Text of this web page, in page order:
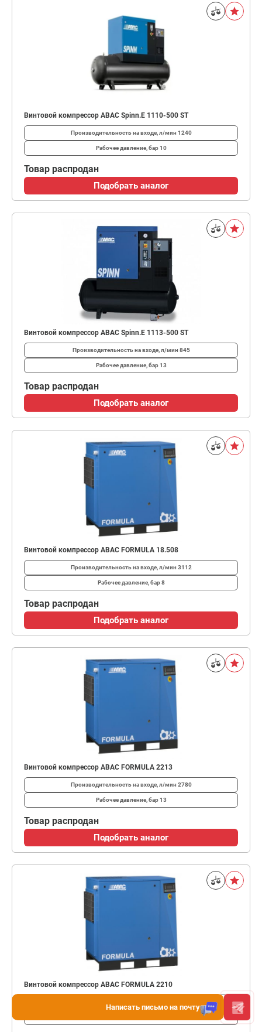
Винтовой компрессор ABAC Spinn.E 1110-500 ST
Производительность на входе, л/мин 1240
Рабочее давление, бар10
Товар распродан
Подобрать аналог
Винтовой компрессор ABAC Spinn.E 1113-500 ST
Производительность на входе, л/мин 845
Рабочее давление, бар13
Товар распродан
Подобрать аналог
Винтовой компрессор ABAC FORMULA 18.508
Производительность на входе, л/мин 3112
Рабочее давление, бар8
Товар распродан
Подобрать аналог
Винтовой компрессор ABAC FORMULA 2213
Производительность на входе, л/мин 2780
Рабочее давление, бар13
Товар распродан
Подобрать аналог
Винтовой компрессор ABAC FORMULA 2210
Написать письмо на почту